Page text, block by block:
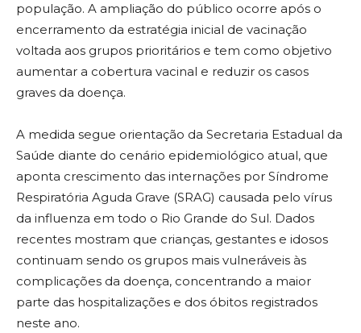
população. A ampliação do público ocorre após o
encerramento da estratégia inicial de vacinação
voltada aos grupos prioritários e tem como objetivo
aumentar a cobertura vacinal e reduzir os casos
graves da doença.
A medida segue orientação da Secretaria Estadual da
Saúde diante do cenário epidemiológico atual, que
aponta crescimento das internações por Síndrome
Respiratória Aguda Grave (SRAG) causada pelo vírus
da influenza em todo o Rio Grande do Sul. Dados
recentes mostram que crianças, gestantes e idosos
continuam sendo os grupos mais vulneráveis às
complicações da doença, concentrando a maior
parte das hospitalizações e dos óbitos registrados
neste ano.